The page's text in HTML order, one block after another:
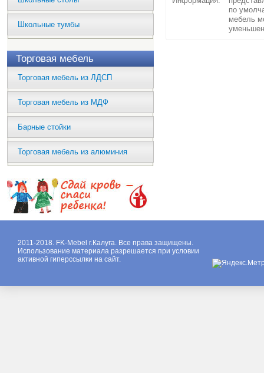
Школьные тумбы
Торговая мебель
Торговая мебель из ЛДСП
Торговая мебель из МДФ
Барные стойки
Торговая мебель из алюминия
по
мебель
2011-2018. FK-Mebel г.Калуга. Все права защищены.
Использование материала разрешается при условии
активной гиперссылки на сайт.